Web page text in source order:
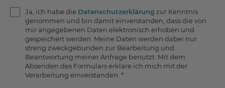
Ja, ich habe die Datenschutzerklärung zur Kenntnis
genommen und bin damit einverstanden, dass die von
mir angegebenen Daten elektronisch erhoben und
gespeichert werden. Meine Daten werden dabei nur
streng zweckgebunden zur Bearbeitung und
Beantwortung meiner Anfrage benutzt. Mit dem
Absenden des Formulars erkläre ich mich mit der
Verarbeitung einverstanden. *